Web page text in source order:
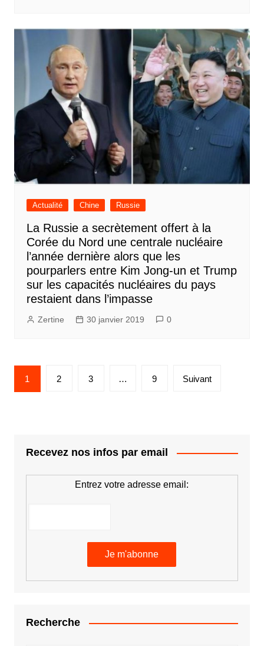
Actualité Chine Russie
La Russie a secrètement offert à la
Corée du Nord une centrale nucléaire
l’année dernière alors que les
pourparlers entre Kim Jong-un et Trump
sur les capacités nucléaires du pays
restaient dans l’impasse
Zertine 30 janvier 2019 0
Pagination
des
1 2 3 … 9 Suivant
Recevez nos infos par email
Entrez votre adresse email:
Recherche